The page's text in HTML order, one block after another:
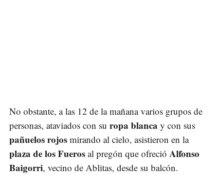
No obstante, a las 12 de la mañana varios grupos de
personas, ataviados con su ropa blanca y con sus
pañuelos rojos mirando al cielo, asistieron en la
plaza de los Fueros al pregón que ofreció Alfonso
Baigorri, vecino de Ablitas, desde su balcón.